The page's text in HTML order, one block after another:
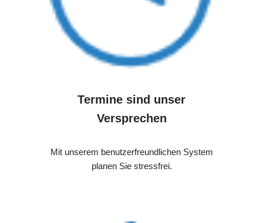
Termine sind unser
Versprechen
Mit unserem benutzerfreundlichen System
planen Sie stressfrei.